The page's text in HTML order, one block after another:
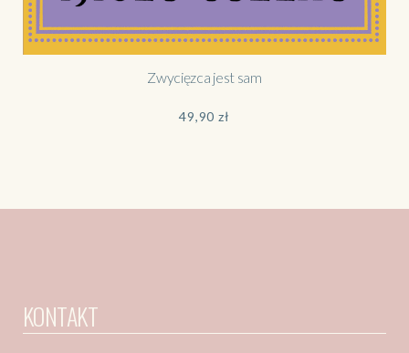
Zwycięzca jest sam
49,90zł
KONTAKT